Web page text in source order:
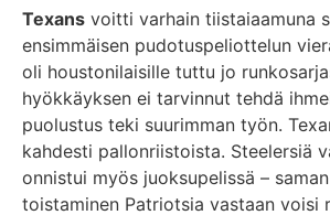
Texans voitti varhain tiistaiaamuna
ensimmäisen pudotuspeliottelun
oli houstonilaisille tuttu jo
hyökkäyksen ei tarvinnut tehdä
puolustus teki suurimman työn.
kahdesti pallonriistoista. Steelersiä
onnistui myös juoksupelissä –
toistaminen Patriotsia vastaan voisi